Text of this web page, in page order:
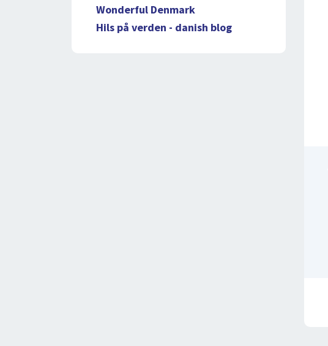
Wonderful Denmark
Hils på verden - danish blog